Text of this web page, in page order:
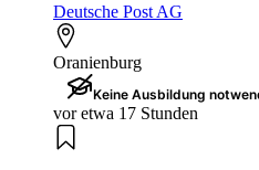
Deutsche Post AG
Oranienburg
Keine Ausbildung
vor etwa 17 Stunden